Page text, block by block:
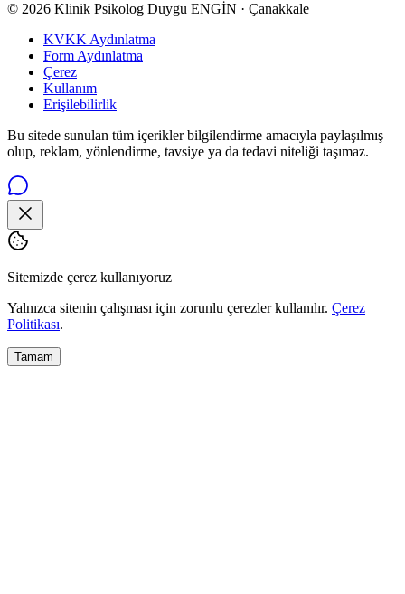
© 2026 Klinik Psikolog Duygu ENGİN · Çanakkale
KVKK Aydınlatma
Form Aydınlatma
Çerez
Kullanım
Erişilebilirlik
Bu sitede sunulan tüm içerikler bilgilendirme amacıyla paylaşılmış
olup, reklam, yönlendirme, tavsiye ya da tedavi niteliği taşımaz.
Sitemizde çerez kullanıyoruz
Yalnızca sitenin çalışması için zorunlu çerezler kullanılır. Çerez
Politikası.
Tamam